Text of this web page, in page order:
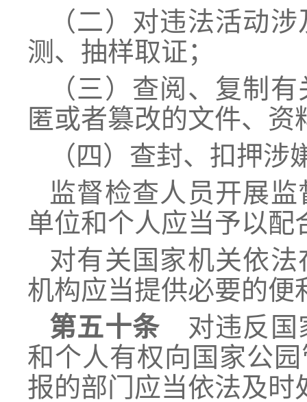
（二）对违法活动
测、抽样取证；
（三）查阅、复制
匿或者篡改的文件、资
（四）查封、扣押
监督检查人员开展
单位和个人应当予以
对有关国家机关依
机构应当提供必要的便
第五十条 对违反国
和个人有权向国家公
报的部门应当依法及时